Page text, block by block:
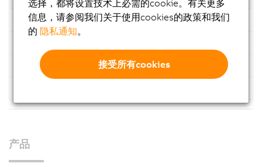
WVGA 模拟电阻式
无
SVGA 模拟电阻式
产品
选择，都将设置技术上必需的cookie。有关更多
信息，请参阅我们关于使用cookies的政策和我们
的隐私通知。
接受所有cookies